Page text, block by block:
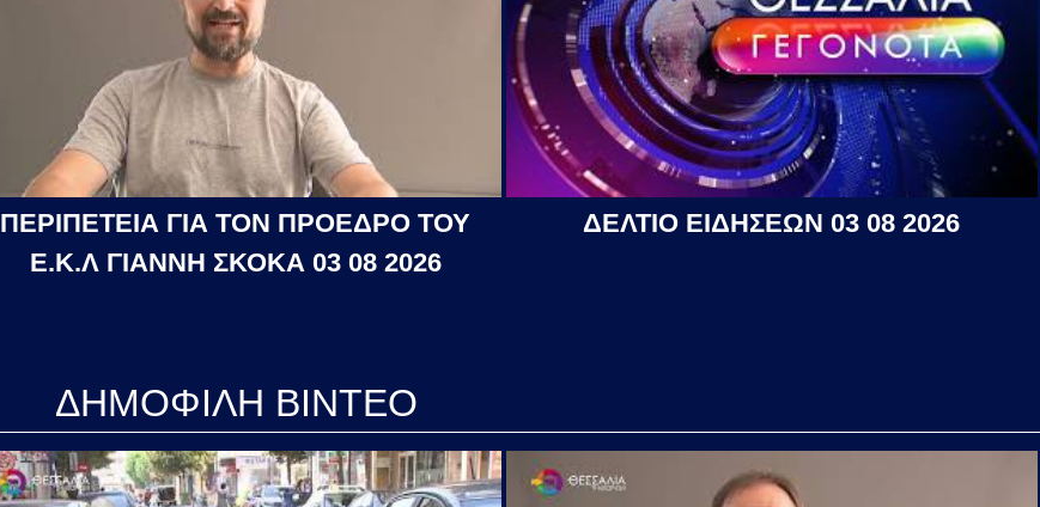
ΠΕΡΙΠΕΤΕΙΑ ΓΙΑ ΤΟΝ ΠΡΟΕΔΡΟ ΤΟΥ
Ε.Κ.Λ ΓΙΑΝΝΗ ΣΚΟΚΑ 03 08 2026
ΔΕΛΤΙΟ ΕΙΔΗΣΕΩΝ 03 08 2026
ΔΗΜΟΦΙΛΗ ΒΙΝΤΕΟ